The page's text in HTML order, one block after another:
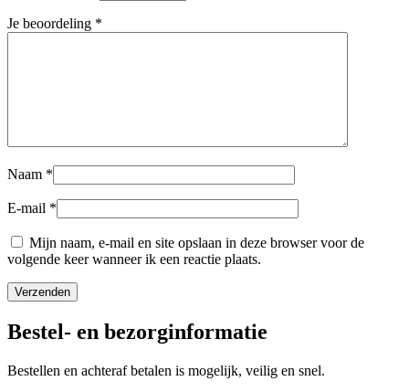
Je beoordeling *
Naam *
E-mail *
Mijn naam, e-mail en site opslaan in deze browser voor de
volgende keer wanneer ik een reactie plaats.
Bestel- en bezorginformatie
Bestellen en achteraf betalen is mogelijk, veilig en snel.